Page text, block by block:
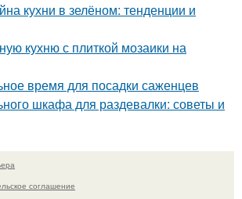
кухни в зелёном: тенденции и
кухню с плиткой мозаики на
время для посадки саженцев
шкафа для раздевалки: советы и
соглашение